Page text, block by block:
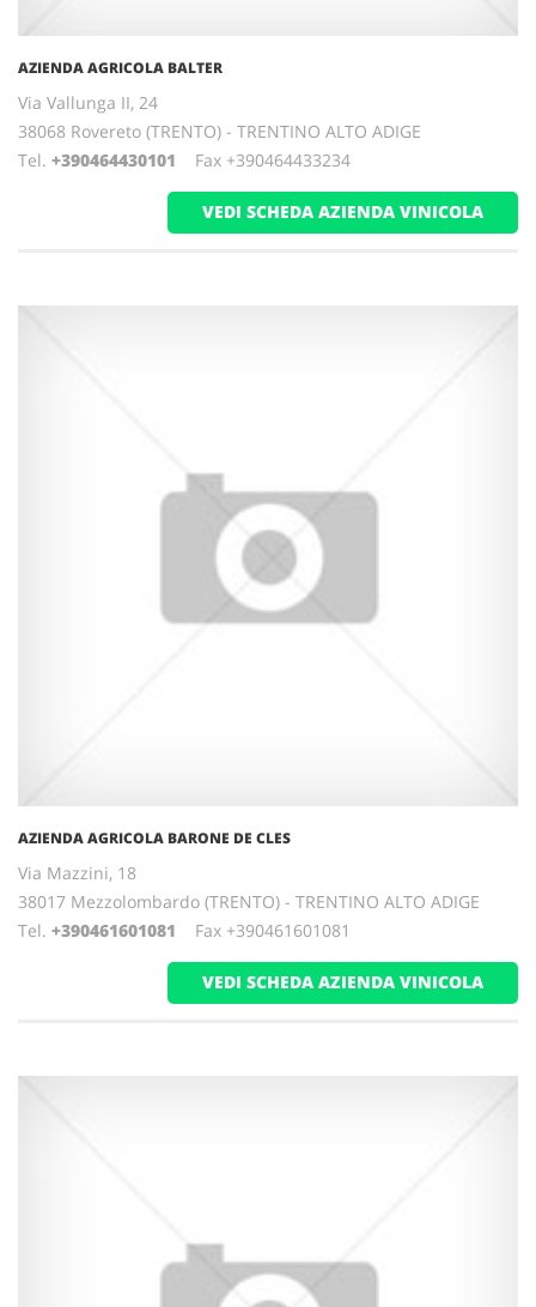
AZIENDA AGRICOLA BALTER
Via Vallunga II, 24
38068 Rovereto (TRENTO) - TRENTINO ALTO ADIGE
Tel. +390464430101 Fax +390464433234
VEDI SCHEDA AZIENDA VINICOLA
AZIENDA AGRICOLA BARONE DE CLES
Via Mazzini, 18
38017 Mezzolombardo (TRENTO) - TRENTINO ALTO ADIGE
Tel. +390461601081 Fax +390461601081
VEDI SCHEDA AZIENDA VINICOLA